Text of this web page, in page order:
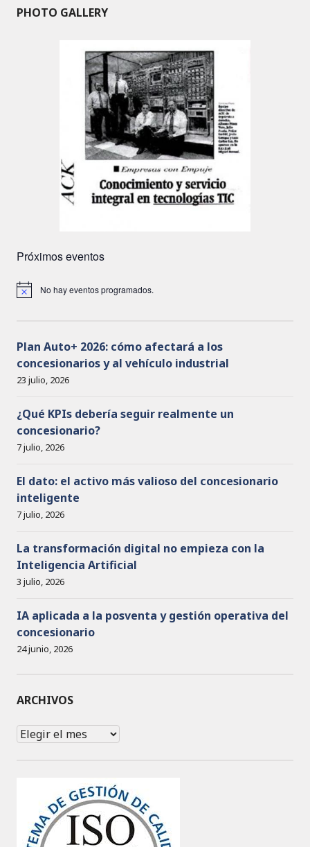
PHOTO GALLERY
Próximos eventos
No hay eventos programados.
Plan Auto+ 2026: cómo afectará a los
concesionarios y al vehículo industrial
23 julio, 2026
¿Qué KPIs debería seguir realmente un
concesionario?
7 julio, 2026
El dato: el activo más valioso del concesionario
inteligente
7 julio, 2026
La transformación digital no empieza con la
Inteligencia Artificial
3 julio, 2026
IA aplicada a la posventa y gestión operativa del
concesionario
24 junio, 2026
ARCHIVOS
Archivos